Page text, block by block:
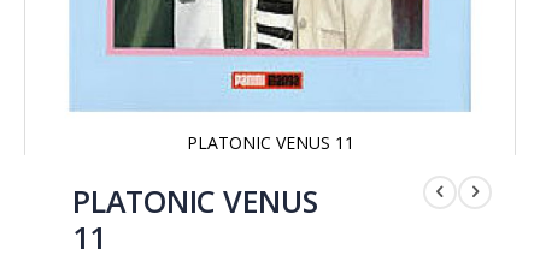
PLATONIC VENUS 11
comienzoPLATONIC VENUS
11